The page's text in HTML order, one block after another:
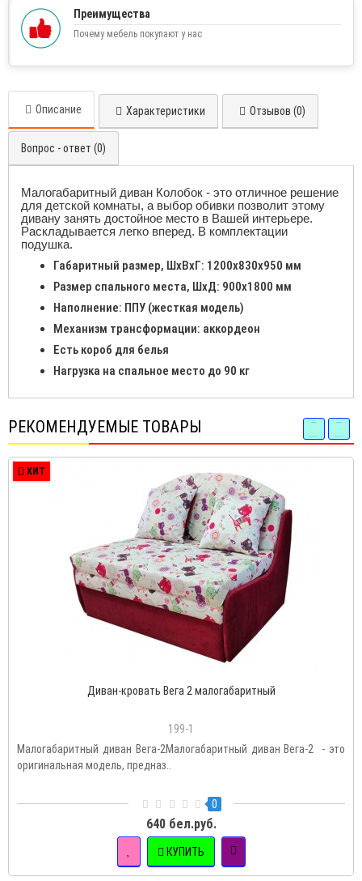
Преимущества
Почему мебель покупают у нас
Описание Характеристики Отзывов (0)
Вопрос - ответ (0)
Малогабаритный диван Колобок - это отличное решение
для детской комнаты, а выбор обивки позволит этому
дивану занять достойное место в Вашей интерьере.
Раскладывается легко вперед. В комплектации
подушка.
Габаритный размер, ШхВхГ: 1200х830х950 мм
Размер спального места, ШхД: 900х1800 мм
Наполнение: ППУ (жесткая модель)
Механизм трансформации: аккордеон
Есть короб для белья
Нагрузка на спальное место до 90 кг
РЕКОМЕНДУЕМЫЕ ТОВАРЫ
ХИТ
Диван-кровать Вега 2 малогабаритный
199-1
Малогабаритный диван Вега-2Малогабаритный диван Вега-2 - это
оригинальная модель, предназ..
0
640 бел.руб.
КУПИТЬ